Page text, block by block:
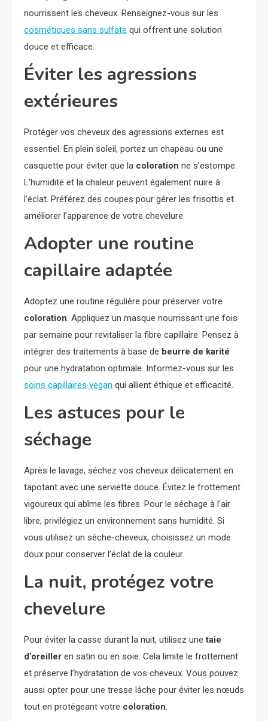
nourrissent les cheveux. Renseignez-vous sur les
cosmétiques sans sulfate qui offrent une solution
douce et efficace.
Éviter les agressions
extérieures
Protéger vos cheveux des agressions externes est
essentiel. En plein soleil, portez un chapeau ou une
casquette pour éviter que la coloration ne s’estompe.
L’humidité et la chaleur peuvent également nuire à
l’éclat. Préférez des coupes pour gérer les frisottis et
améliorer l’apparence de votre chevelure.
Adopter une routine
capillaire adaptée
Adoptez une routine régulière pour préserver votre
coloration . Appliquez un masque nourrissant une fois
par semaine pour revitaliser la fibre capillaire. Pensez à
intégrer des traitements à base de beurre de karité
pour une hydratation optimale. Informez-vous sur les
soins capillaires vegan qui allient éthique et efficacité.
Les astuces pour le
séchage
Après le lavage, séchez vos cheveux délicatement en
tapotant avec une serviette douce. Évitez le frottement
vigoureux qui abîme les fibres. Pour le séchage à l’air
libre, privilégiez un environnement sans humidité. Si
vous utilisez un sèche-cheveux, choisissez un mode
doux pour conserver l’éclat de la couleur.
La nuit, protégez votre
chevelure
Pour éviter la casse durant la nuit, utilisez unetaie
d’oreiller en satin ou en soie. Cela limite le frottement
et préserve l’hydratation de vos cheveux. Vous pouvez
aussi opter pour une tresse lâche pour éviter les nœuds
tout en protégeant votre coloration